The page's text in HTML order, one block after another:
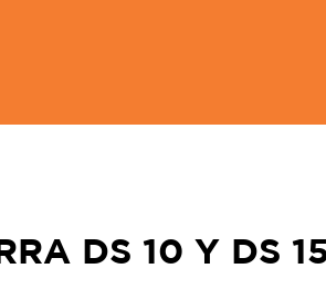
DS 10 Y DS